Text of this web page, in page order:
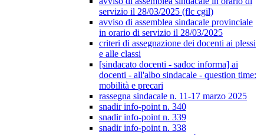
servizio il 28/03/2025 (flc cgil)
avviso di assemblea sindacale provinciale
in orario di servizio il 28/03/2025
criteri di assegnazione dei docenti ai plessi
e alle classi
[sindacato docenti - sadoc informa] ai
docenti - all'albo sindacale - question time:
mobilità e precari
rassegna sindacale n. 11-17 marzo 2025
snadir info-point n. 340
snadir info-point n. 339
snadir info-point n. 338